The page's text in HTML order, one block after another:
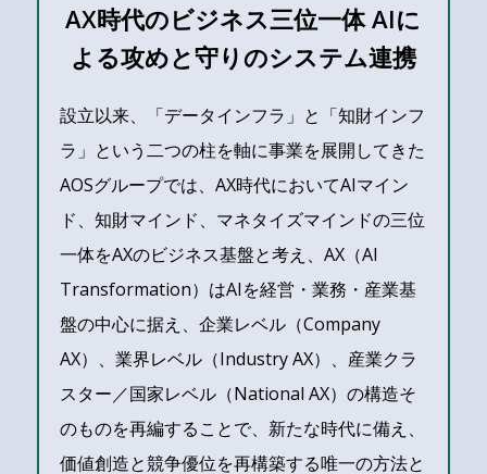
AX時代のビジネス三位一体 AIに
よる攻めと守りのシステム連携
設立以来、「データインフラ」と「知財インフ
ラ」という二つの柱を軸に事業を展開してきた
AOSグループでは、AX時代においてAIマイン
ド、知財マインド、マネタイズマインドの三位
一体をAXのビジネス基盤と考え、AX（AI
Transformation）はAIを経営・業務・産業基
盤の中心に据え、企業レベル（Company
AX）、業界レベル（Industry AX）、産業クラ
スター／国家レベル（National AX）の構造そ
のものを再編することで、新たな時代に備え、
価値創造と競争優位を再構築する唯一の方法と